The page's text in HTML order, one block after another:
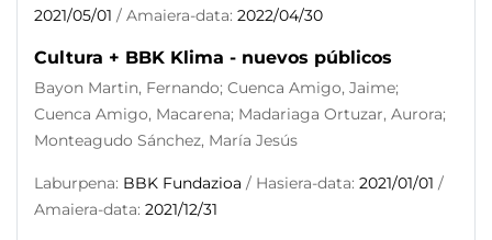
2021/05/01 / Amaiera-data: 2022/04/30
Cultura + BBK Klima - nuevos públicos
Bayon Martin, Fernando; Cuenca Amigo, Jaime;
Cuenca Amigo, Macarena; Madariaga Ortuzar, Aurora;
Monteagudo Sánchez, María Jesús
Laburpena: BBK Fundazioa / Hasiera-data: 2021/01/01 /
Amaiera-data: 2021/12/31